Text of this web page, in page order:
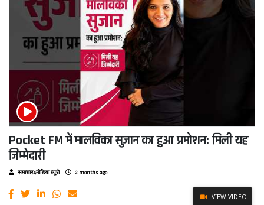
Pocket FM में मालविका सुजान का हुआ प्रमोशन: मिली यह
जिम्मेदारी
समाचार4मीडिया ब्यूरो 2 months ago
VIEW VIDEO